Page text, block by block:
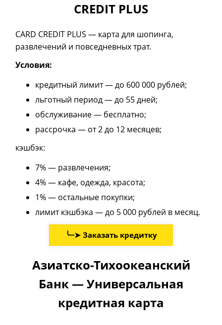
CREDIT PLUS
CARD CREDIT PLUS — карта для шопинга,
развлечений и повседневных трат.
Условия:
кредитный лимит — до 600 000 рублей;
льготный период — до 55 дней;
обслуживание — бесплатно;
рассрочка — от 2 до 12 месяцев;
кэшбэк:
7% — развлечения;
4% — кафе, одежда, красота;
1% — остальные покупки;
лимит кэшбэка — до 5 000 рублей в месяц.
╰┈➤ Заказать кредитку
Азиатско-Тихоокеанский
Банк — Универсальная
кредитная карта